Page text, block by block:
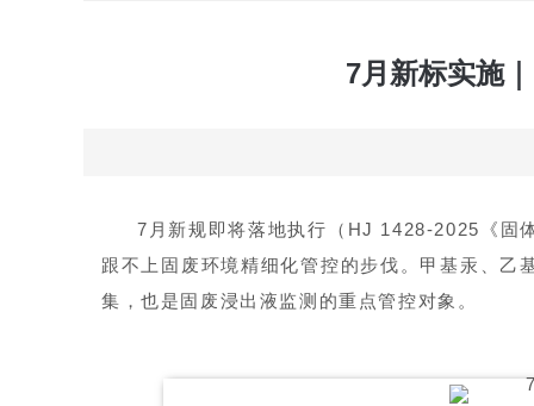
7月新标实施
7月新规即将落地执行（HJ 1428-2025《固
跟不上固废环境精细化管控的步伐。甲基汞、乙
集，也是固废浸出液监测的重点管控对象。